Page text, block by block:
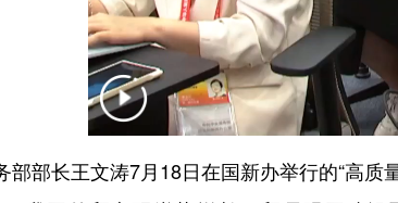
长王文涛7月18日在国新办举行的“高质量